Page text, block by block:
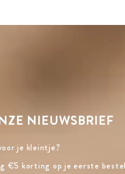
NIEUWSBRIEF
je kleintje?
€5 korting op je eerste